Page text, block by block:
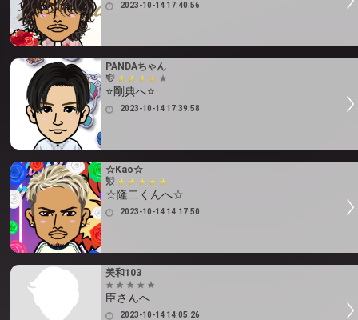
2023-10-14 17:40:56
PANDAちゃん
⭐剛典へ⭐
2023-10-14 17:39:58
☆Kao☆
☆隆二くんへ☆
2023-10-14 14:17:50
美和103
臣さんへ
2023-10-14 14:05:26